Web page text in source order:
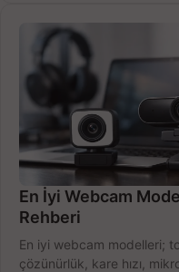
En İyi Webcam
Rehberi
En iyi webcam modelleri;
çözünürlük, kare hızı,